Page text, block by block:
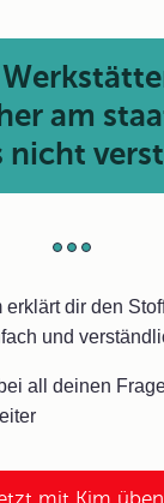
mit Kim üben
am
nicht
erklärt dir den
und
all deinen